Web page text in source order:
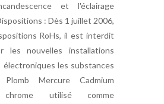
et l'éclairage
: Dès 1 juillet 2006,
RoHs, il est interdit
les nouvelles installations
les substances
Mercure Cadmium
chrome utilisé comme